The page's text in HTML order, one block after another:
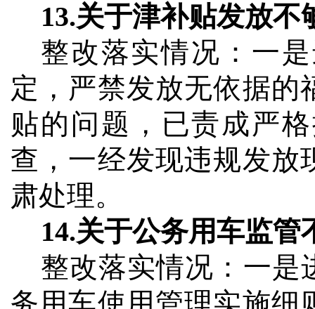
13.关于津补贴发放不
整改落实情况： 一
定，严禁发放无依据的
贴的问题，已责成严
查，一经发现违规发放
肃处理。
14.关于公务用车监管
整改落实情况： 一是